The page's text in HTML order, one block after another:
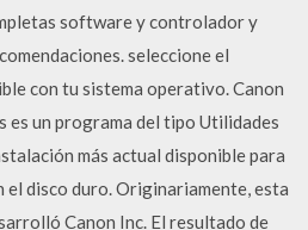
software y controlador y
seleccione el
con tu sistema operativo. Canon
un programa del tipo Utilidades
más actual disponible para
el disco duro. Originariamente, esta
Canon Inc. El resultado de